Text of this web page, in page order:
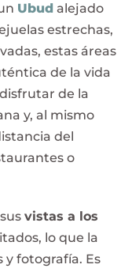
Ubud alejado
estrechas,
estas áreas
de la vida
de la
y, al mismo
del
o
vistas a los
lo que la
y fotografía. Es